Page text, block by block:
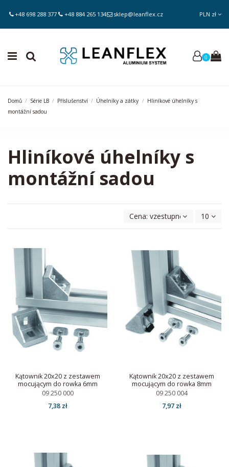
+48 698 288 377 +48 884 265 134 sklep@leanflex.cz PLN zł
0
Domů Série LB Příslušenství Úhelníky a zátky
Hliníkové úhelníky s
montážní sadou
Hliníkové úhelníky s
montážní sadou
Cena: vzestupně 10
Kątownik 20x20 z zestawem
mocującym do rowka 6mm
09 250 000
7,38 zł
Kątownik 20x20 z zestawem
mocującym do rowka 8mm
09 250 004
7,97 zł